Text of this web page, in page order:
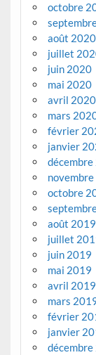
octobre
août 2020
juillet
juin 2020
mai 2020
avril 2020
mars
février
janvier
octobre
août 2019
juillet
juin 2019
mai 2019
avril 2019
mars
février
janvier